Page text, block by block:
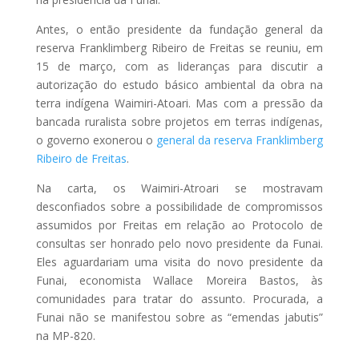
Antes, o então presidente da fundação general da
reserva Franklimberg Ribeiro de Freitas se reuniu, em
15 de março, com as lideranças para discutir a
autorização do estudo básico ambiental da obra na
terra indígena Waimiri-Atoari. Mas com a pressão da
bancada ruralista sobre projetos em terras indígenas,
o governo exonerou o general da reserva Franklimberg
Ribeiro de Freitas.
Na carta, os Waimiri-Atroari se mostravam
desconfiados sobre a possibilidade de compromissos
assumidos por Freitas em relação ao Protocolo de
consultas ser honrado pelo novo presidente da Funai.
Eles aguardariam uma visita do novo presidente da
Funai, economista Wallace Moreira Bastos, às
comunidades para tratar do assunto. Procurada, a
Funai não se manifestou sobre as “emendas jabutis”
na MP-820.